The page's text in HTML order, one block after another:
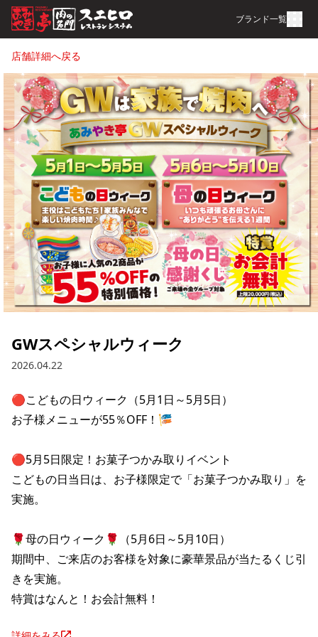
ブランド一覧
店舗詳細へ戻る
GWスペシャルウィーク
2026.04.22
🔴こどもの日ウィーク（5月1日～5月5日）
お子様メニューが55％OFF！🎏
🔴5月5日限定！お菓子つかみ取りイベント
こどもの日当日は、お子様限定で「お菓子つかみ取り」を
実施。
🌹母の日ウィーク🌹（5月6日～5月10日）
期間中、ご来店のお客様を対象に豪華景品が当たるくじ引
きを実施。
特賞はなんと！お会計無料！